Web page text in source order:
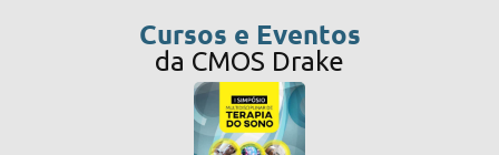
Cursos e Eventos
da CMOS Drake